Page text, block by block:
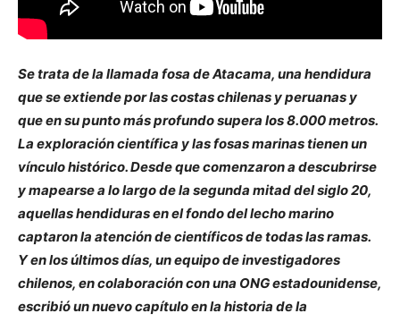
Se trata de la llamada fosa de Atacama, una hendidura
que se extiende por las costas chilenas y peruanas y
que en su punto más profundo supera los 8.000 metros.
La exploración científica y las fosas marinas tienen un
vínculo histórico. Desde que comenzaron a descubrirse
y mapearse a lo largo de la segunda mitad del siglo 20,
aquellas hendiduras en el fondo del lecho marino
captaron la atención de científicos de todas las ramas.
Y en los últimos días, un equipo de investigadores
chilenos, en colaboración con una ONG estadounidense,
escribió un nuevo capítulo en la historia de la